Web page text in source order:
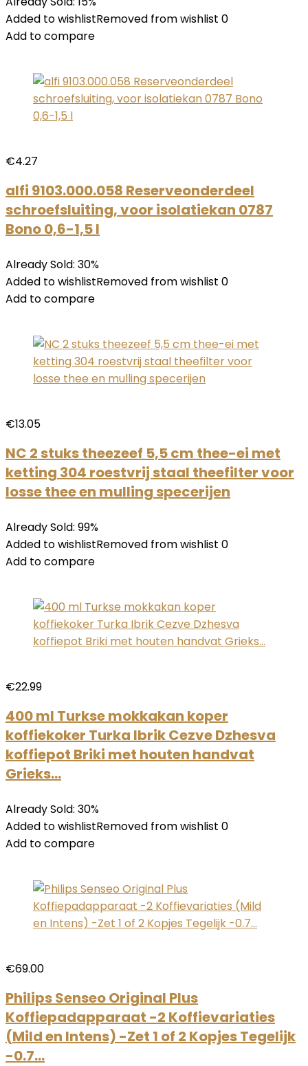
Added to wishlistRemoved from wishlist 0
Add to compare
€4.27
alfi 9103.000.058 Reserveonderdeel
schroefsluiting, voor isolatiekan 0787
Bono 0,6-1,5 l
Already Sold: 30%
Added to wishlistRemoved from wishlist 0
Add to compare
€13.05
NC 2 stuks theezeef 5,5 cm thee-ei met
ketting 304 roestvrij staal theefilter voor
losse thee en mulling specerijen
Already Sold: 99%
Added to wishlistRemoved from wishlist 0
Add to compare
€22.99
400 ml Turkse mokkakan koper
koffiekoker Turka Ibrik Cezve Dzhesva
koffiepot Briki met houten handvat
Grieks…
Already Sold: 30%
Added to wishlistRemoved from wishlist 0
Add to compare
€69.00
Philips Senseo Original Plus
Koffiepadapparaat -2 Koffievariaties
(Mild en Intens) -Zet 1 of 2 Kopjes Tegelijk
-0.7…